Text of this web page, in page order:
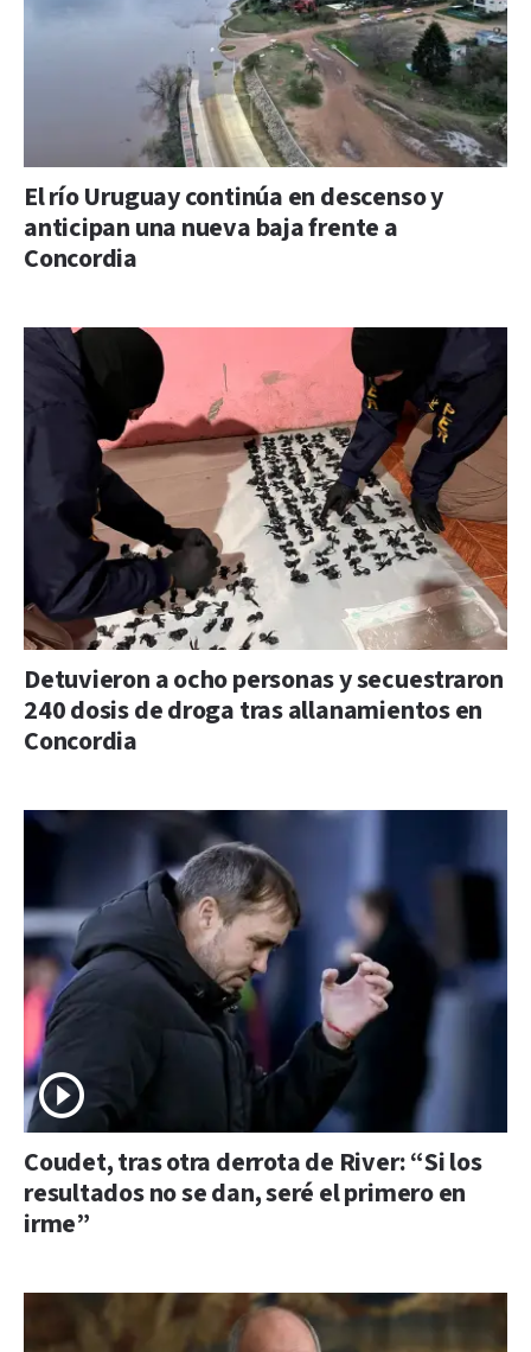
El río Uruguay continúa en descenso y
anticipan una nueva baja frente a
Concordia
Detuvieron a ocho personas y secuestraron
240 dosis de droga tras allanamientos en
Concordia
Coudet, tras otra derrota de River: “Si los
resultados no se dan, seré el primero en
irme”